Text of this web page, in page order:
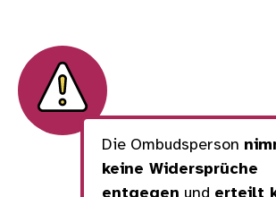
Die Ombudsperson
keine Widersprüche